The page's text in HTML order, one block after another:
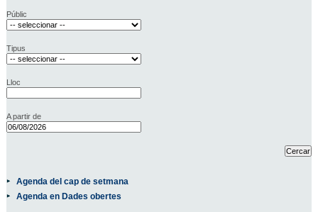
Públic
Tipus
Lloc
A partir de
Agenda del cap de setmana
Agenda en Dades obertes